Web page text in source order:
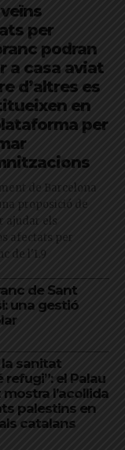
per
podran
a casa aviat
d’altres es
en
per
de Barcelona
proposició de
ajudar els
afectats per
de l'L9
de Sant
una gestió
la sanitat
refugi”: el Palau
l’acollida
palestins en
catalans